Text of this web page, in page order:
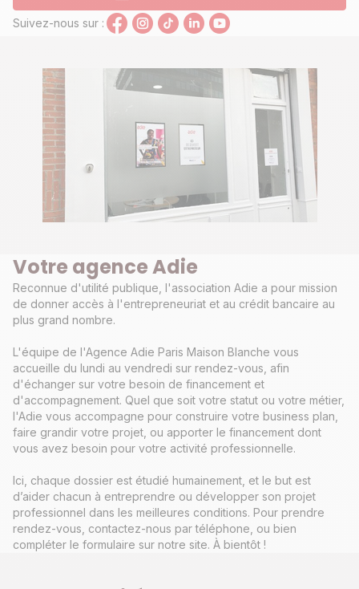
Suivez-nous sur :
Votre agence Adie
Reconnue d'utilité publique, l'association Adie a pour mission
de donner accès à l'entrepreneuriat et au crédit bancaire au
plus grand nombre.
L'équipe de l'Agence Adie Paris Maison Blanche vous
accueille du lundi au vendredi sur rendez-vous, afin
d'échanger sur votre besoin de financement et
d'accompagnement. Quel que soit votre statut ou votre métier,
l'Adie vous accompagne pour construire votre business plan,
faire grandir votre projet, ou apporter le financement dont
vous avez besoin pour votre activité professionnelle.
Ici, chaque dossier est étudié humainement, et le but est
d’aider chacun à entreprendre ou développer son projet
professionnel dans les meilleures conditions. Pour prendre
rendez-vous, contactez-nous par téléphone, ou bien
compléter le formulaire sur notre site. À bientôt !